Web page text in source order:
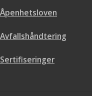
Åpenhetsloven
Avfallshåndtering
Sertifiseringer